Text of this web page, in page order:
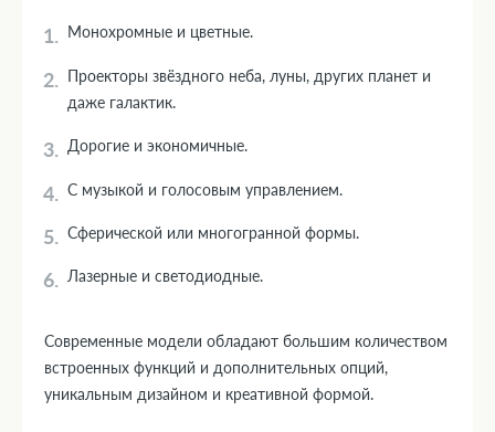
Монохромные и цветные.
Проекторы звёздного неба, луны, других планет и
даже галактик.
Дорогие и экономичные.
С музыкой и голосовым управлением.
Сферической или многогранной формы.
Лазерные и светодиодные.
Современные модели обладают большим количеством
встроенных функций и дополнительных опций,
уникальным дизайном и креативной формой.